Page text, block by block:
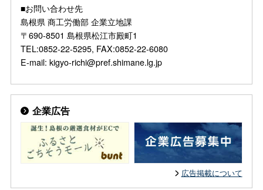
■お問い合わせ先
島根県 商工労働部 企業立地課
〒690-8501 島根県松江市殿町1
TEL:0852-22-5295, FAX:0852-22-6080
E-mail: kigyo-richi@pref.shimane.lg.jp
企業広告
広告掲載について